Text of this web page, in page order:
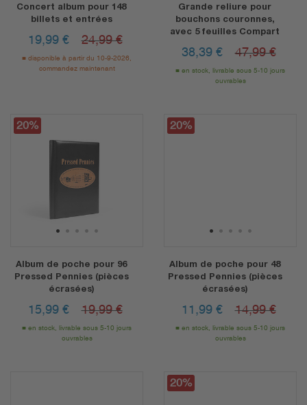
Concert album pour 148
billets et entrées
19,99 € 24,99 €
disponible à partir du 10-9-2026,
commandez maintenant
Grande reliure pour
bouchons couronnes,
avec 5 feuilles Compart
38,39 € 47,99 €
en stock, livrable sous 5-10 jours
ouvrables
20%
1 2 3 4 5
Album de poche pour 96
Pressed Pennies (pièces
écrasées)
15,99 € 19,99 €
en stock, livrable sous 5-10 jours
ouvrables
20%
1 2 3 4 5
Album de poche pour 48
Pressed Pennies (pièces
écrasées)
11,99 € 14,99 €
en stock, livrable sous 5-10 jours
ouvrables
20%